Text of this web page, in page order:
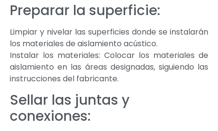
Preparar la superficie:
Limpiar y nivelar las superficies donde se instalarán
los materiales de aislamiento acústico.
Instalar los materiales: Colocar los materiales de
aislamiento en las áreas designadas, siguiendo las
instrucciones del fabricante.
Sellar las juntas y
conexiones: